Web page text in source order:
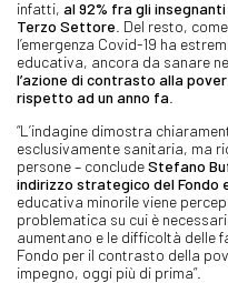
infatti, al 92% fra gli
Terzo Settore . Del resto,
l’emergenza Covid-19 ha
educativa, ancora da sanare
l’azione di contrasto alla
rispetto ad un anno fa
“L’indagine dimostra
esclusivamente sanitaria, ma
persone – concludeStefano
indirizzo strategico del Fondo
educativa minorile viene
problematica su cui è
aumentano e le difficoltà delle
Fondo per il contrasto della
impegno, oggi più di prima”.